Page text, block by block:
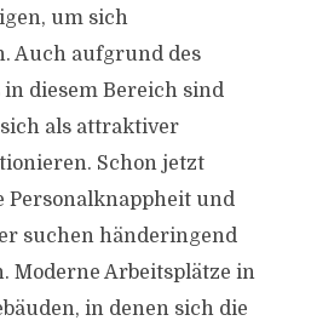
um sich
Auch aufgrund des
diesem Bereich sind
als attraktiver
Schon jetzt
Personalknappheit und
suchen händeringend
Moderne Arbeitsplätze in
in denen sich die